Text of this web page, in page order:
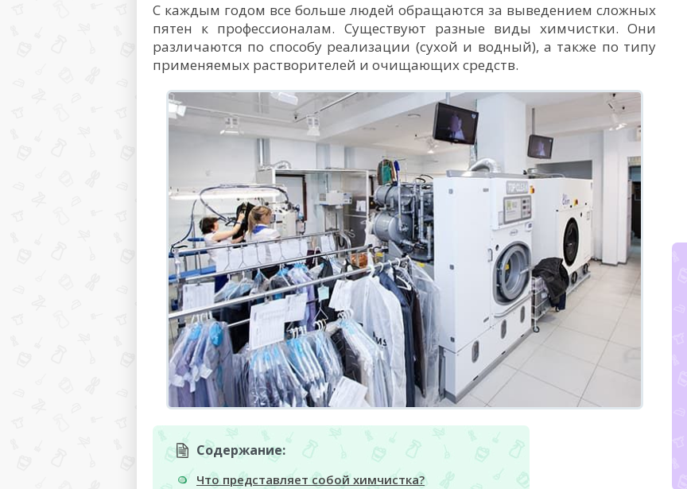
С каждым годом все больше людей обращаются за выведением сложных
пятен к профессионалам. Существуют разные виды химчистки. Они
различаются по способу реализации (сухой и водный), а также по типу
применяемых растворителей и очищающих средств.
Содержание:
Что представляет собой химчистка?